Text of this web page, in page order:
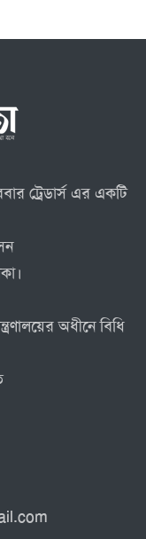
ট্রেডার্স এর একটি
অধীনে বিধি